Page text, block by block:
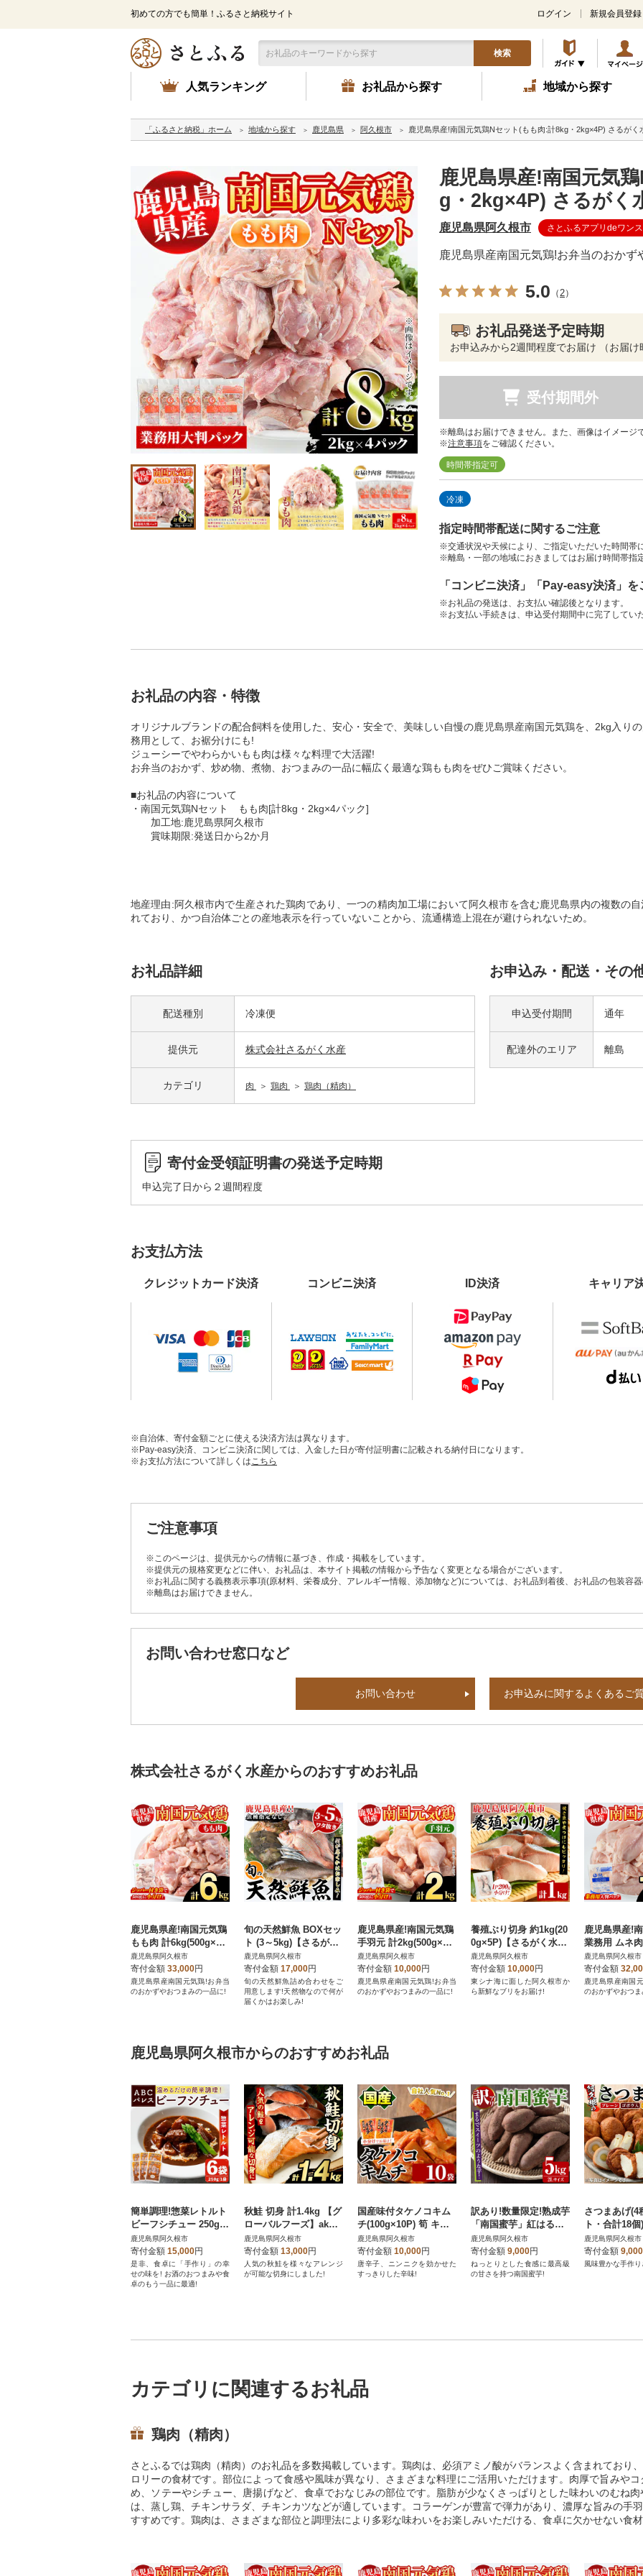
初めての方でも簡単！ふるさと納税サイト ログイン 新規会員登録
検索
人気ランキング お礼品から探す 地域から探す
「ふるさと納税」ホーム 地域から探す 鹿児島県 阿久根市 鹿児島県産!南国元気鶏Nセット(もも肉:計8kg・2kg×4P) さるが
鹿児島県産!南国元気
g・2kg×4P) さるが
鹿児島県阿久根市 さとふるアプリdeワン
鹿児島県産南国元気鶏!お弁当のおかず
5.0 （2）
お礼品発送予定時期
お申込みから2週間程度でお届け （お届け
受付期間外
※離島はお届けできません。また、画像はイメージで
※注意事項をご確認ください。
時間帯指定可
冷凍
指定時間帯配送に関するご注意
※交通状況や天候により、ご指定いただいた時間帯
※離島・一部の地域におきましてはお届け時間帯指
「コンビニ決済」「Pay-easy決済」
※お礼品の発送は、お支払い確認後となります。
※お支払い手続きは、申込受付期間中に完了してい
お礼品の内容・特徴
オリジナルブランドの配合飼料を使用した、安心・安全で、美味しい自慢の鹿児島県産南国元気鶏を、2kg入り
務用として、お裾分けにも!
ジューシーでやわらかいもも肉は様々な料理で大活躍!
お弁当のおかず、炒め物、煮物、おつまみの一品に幅広く最適な鶏もも肉をぜひご賞味ください。
■お礼品の内容について
・南国元気鶏Nセット もも肉[計8kg・2kg×4パック]
加工地:鹿児島県阿久根市
賞味期限:発送日から2か月
地産理由:阿久根市内で生産された鶏肉であり、一つの精肉加工場において阿久根市を含む鹿児島県内の複数の
れており、かつ自治体ごとの産地表示を行っていないことから、流通構造上混在が避けられないため。
お礼品詳細
配送種別 冷凍便
提供元 株式会社さるがく水産
カテゴリ 肉 鶏肉 鶏肉（精肉）
お申込み・配送・その
申込受付期間 通年
配達外のエリア 離島
寄付金受領証明書の発送予定時期
申込完了日から２週間程度
お支払方法
クレジットカード決済 コンビニ決済 ID決済 キャリア
※自治体、寄付金額ごとに使える決済方法は異なります。
※Pay-easy決済、コンビニ決済に関しては、入金した日が寄付証明書に記載される納付日になります。
※お支払方法について詳しくはこちら
ご注意事項
※このページは、提供元からの情報に基づき、作成・掲載をしています。
※提供元の規格変更などに伴い、お礼品は、本サイト掲載の情報から予告なく変更となる場合がございます。
※お礼品に関する義務表示事項(原材料、栄養成分、アレルギー情報、添加物など)については、お礼品到着後、お礼品の包装容器
※離島はお届けできません。
お問い合わせ窓口など
お問い合わせ お申込みに関するよくあるご
株式会社さるがく水産からのおすすめお礼品
鹿児島県産!南国元気鶏
もも肉 計6kg(500g×12
P)【さるがく水産】ak
n028-26
鹿児島県阿久根市
寄付金額 33,000円
鹿児島県産南国元気鶏!お弁当
のおかずやおつまみの一品に!
旬の天然鮮魚 BOXセッ
ト (3～5kg)【さるがく
水産】akn028-30
鹿児島県阿久根市
寄付金額 17,000円
旬の天然鮮魚詰め合わせをご
用意します!天然物なので何が
届くかはお楽しみ!
鹿児島県産!南国元気鶏
手羽元 計2kg(500g×4
P)【さるがく水産】ak
n028-02
鹿児島県阿久根市
寄付金額 10,000円
鹿児島県産南国元気鶏!お弁当
のおかずやおつまみの一品に!
養殖ぶり切身 約1kg(20
0g×5P)【さるがく水
産】akn028-44
鹿児島県阿久根市
寄付金額 10,000円
東シナ海に面した阿久根市か
ら新鮮なブリをお届け!
鹿児島県産!
業務用 ムネ
(2kg×6P)【さ
産】akn028-
鹿児島県阿久根市
寄付金額
鹿児島県産南国
のおかずやおつ
鹿児島県阿久根市からのおすすめお礼品
簡単調理!惣菜レトルト
ビーフシチュー 250g×
6袋【ABCパレス】a-13
-30-z
鹿児島県阿久根市
寄付金額 15,000円
是非、食卓に「手作り」の幸
せの味を! お酒のおつまみや食
卓のもう一品に最適!
秋鮭 切身 計1.4kg 【グ
ローバルフーズ】akn0
61-09
鹿児島県阿久根市
寄付金額 13,000円
人気の秋鮭を様々なアレンジ
が可能な切身にしました!
国産味付タケノコキム
チ(100g×10P) 筍 キム
チ メンマ【上野食品】
a-12-75-z
鹿児島県阿久根市
寄付金額 10,000円
唐辛子、ニンニクを効かせた
すっきりした辛味!
訳あり!数量限定!熟成芋
「南国蜜芋」紅はるか
2Lサイズ 計5kg 【うと
さんち】akn067-03
鹿児島県阿久根市
寄付金額 9,000円
ねっとりとした食感に最高級
の甘さを持つ南国蜜芋!
さつまあげ(4
ト・合計18
産】54-04
鹿児島県阿久根市
寄付金額 9,000
風味豊かな手作
カテゴリに関連するお礼品
鶏肉（精肉）
さとふるでは鶏肉（精肉）のお礼品を多数掲載しています。鶏肉は、必須アミノ酸がバランスよく含まれており
ロリーの食材です。部位によって食感や風味が異なり、さまざまな料理にご活用いただけます。肉厚で旨みや
め、ソテーやシチュー、唐揚げなど、食卓でおなじみの部位です。脂肪が少なくさっぱりとした味わいのむね
は、蒸し鶏、チキンサラダ、チキンカツなどが適しています。コラーゲンが豊富で弾力があり、濃厚な旨みの手
すすめです。鶏肉は、さまざまな部位と調理法により多彩な味わいをお楽しみいただける、食卓に欠かせない食材